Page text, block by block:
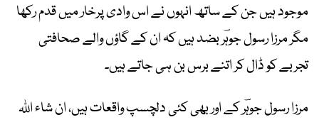
موجود ہیں جن کے ساتھ انہوں نے اس وادی پرخار میں قدم رکھا
مگر مرزا رسول جوہؔر بضد ہیں کہ ان کے گاؤں والے صحافتی
تجربے کو ڈال کر اتنے برس بن ہی جاتے ہیں۔
مرزا رسول جوہؔر کے اور بھی کئی دلچسپ واقعات ہیں، ان شاء اللہ